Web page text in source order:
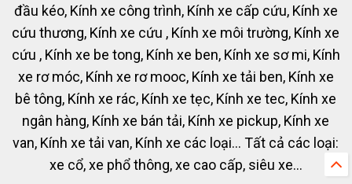
đầu kéo, Kính xe công trình, Kính xe cấp cứu, Kính xe
cứu thương, Kính xe cứu , Kính xe môi trường, Kính xe
cứu , Kính xe be tong, Kính xe ben, Kính xe sơ mi, Kính
xe rơ móc, Kính xe rơ mooc, Kính xe tải ben, Kính xe
bê tông, Kính xe rác, Kính xe tẹc, Kính xe tec, Kính xe
ngân hàng, Kính xe bán tải, Kính xe pickup, Kính xe
van, Kính xe tải van, Kính xe các loại... Tất cả các loại:
xe cổ, xe phổ thông, xe cao cấp, siêu xe...